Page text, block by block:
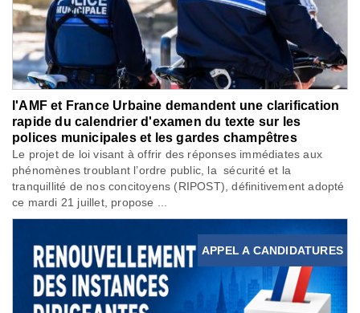
l'AMF et France Urbaine demandent une clarification
rapide du calendrier d'examen du texte sur les
polices municipales et les gardes champêtres
Le projet de loi visant à offrir des réponses immédiates aux
phénomènes troublant l’ordre public, la sécurité et la
tranquillité de nos concitoyens (RIPOST), définitivement adopté
ce mardi 21 juillet, propose ...
APPEL A CANDIDATURES